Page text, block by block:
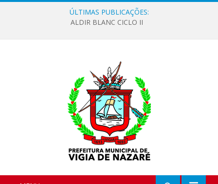
ÚLTIMAS PUBLICAÇÕES:
ALDIR BLANC CICLO II